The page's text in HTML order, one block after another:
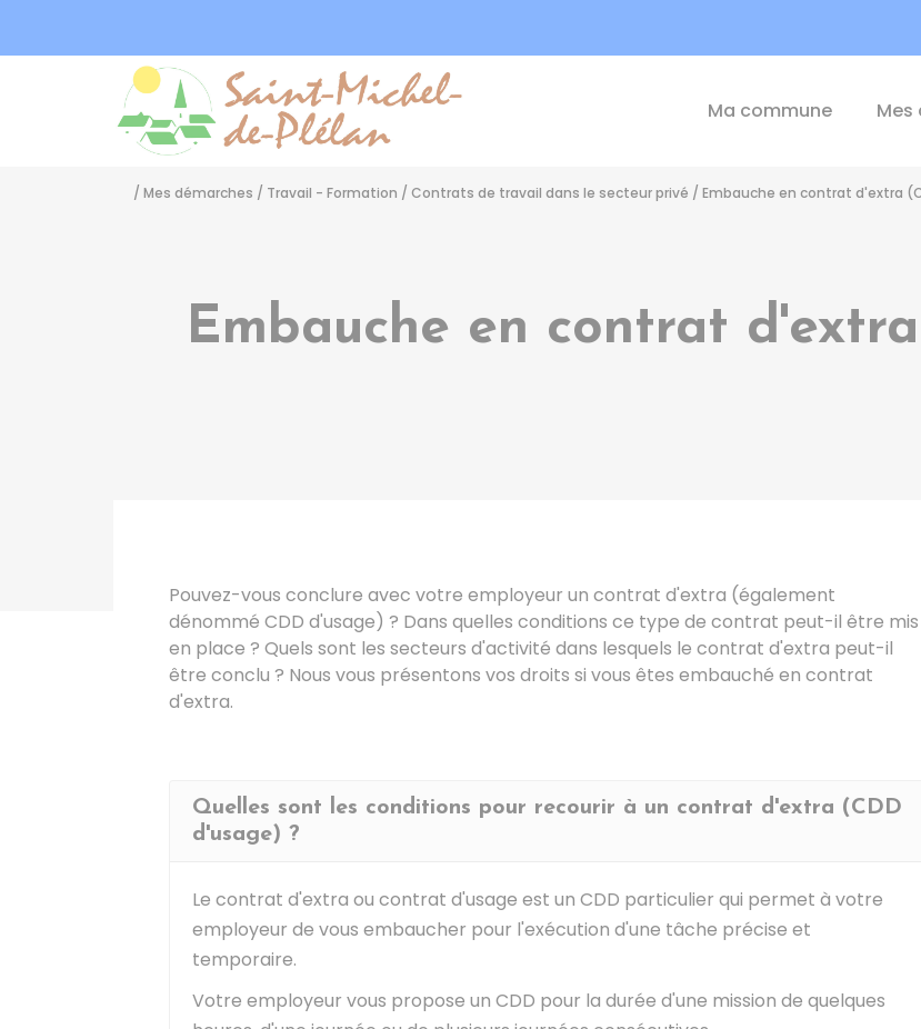
Ma commune Mes
/ Mes démarches / Travail - Formation / Contrats de travail dans le secteur privé / Embauche en contrat d'extra
Embauche en contrat
Pouvez-vous conclure avec votre employeur un contrat d'extra (également
dénommé CDD d'usage) ? Dans quelles conditions ce type de contrat peut-il être mis
en place ? Quels sont les secteurs d'activité dans lesquels le contrat d'extra peut-il
être conclu ? Nous vous présentons vos droits si vous êtes embauché en contrat
d'extra.
Quelles sont les conditions pour recourir à un contrat d'extra (CDD
d'usage) ?
Le contrat d'extra ou contrat d'usage est un CDD particulier qui permet à votre
employeur de vous embaucher pour l'exécution d'une tâche précise et
temporaire.
Votre employeur vous propose un CDD pour la durée d'une mission de quelques